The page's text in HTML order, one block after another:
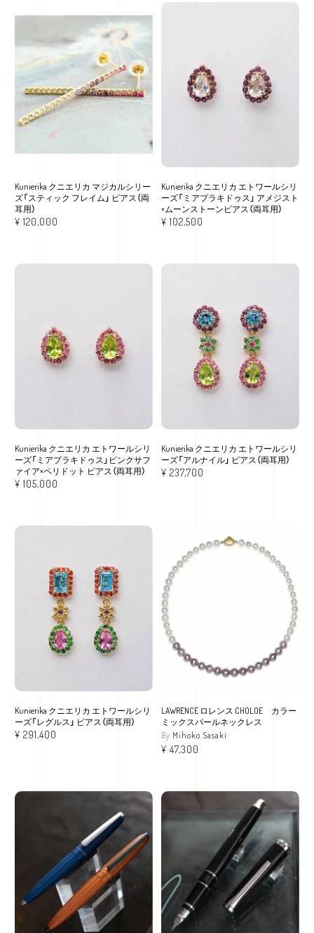
Kunierika クニエリカ マジカルシリー
ズ「スティック フレイム」 ピアス（両
耳用）
¥ 120,000
Kunierika クニエリカ エトワールシリ
ーズ「ミアプラキドゥス」 アメジスト
×ムーンストーンピアス（両耳用）
¥ 102,500
Kunierika クニエリカ エトワールシリ
ーズ「ミアプラキドゥス」ピンクサフ
ァイア×ペリドット ピアス（両耳用）
¥ 105,000
Kunierika クニエリカ エトワールシリ
ーズ「アルナイル」 ピアス（両耳用）
¥ 237,700
Kunierika クニエリカ エトワールシリ
ーズ「レグルス」 ピアス（両耳用）
¥ 291,400
LAWRENCE ロレンス CHOLOE カラー
ミックスパールネックレス
Mihoko Sasaki
¥ 47,300